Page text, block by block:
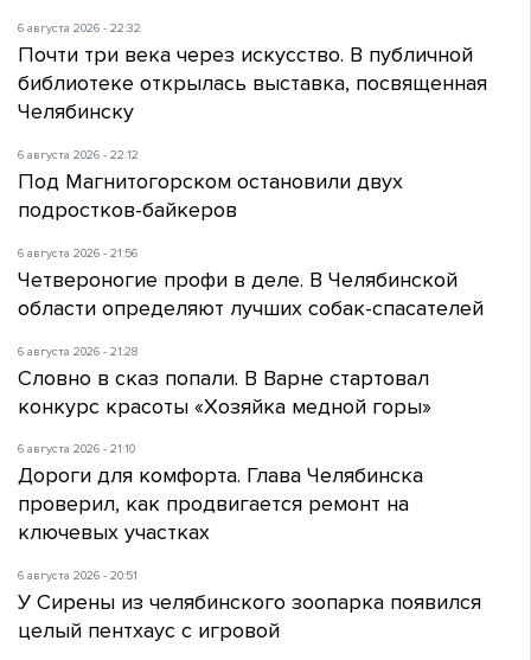
6 августа 2026 - 22:32
Почти три века через искусство. В публичной
библиотеке открылась выставка, посвященная
Челябинску
6 августа 2026 - 22:12
Под Магнитогорском остановили двух
подростков-байкеров
6 августа 2026 - 21:56
Четвероногие профи в деле. В Челябинской
области определяют лучших собак-спасателей
6 августа 2026 - 21:28
Словно в сказ попали. В Варне стартовал
конкурс красоты «Хозяйка медной горы»
6 августа 2026 - 21:10
Дороги для комфорта. Глава Челябинска
проверил, как продвигается ремонт на
ключевых участках
6 августа 2026 - 20:51
У Сирены из челябинского зоопарка появился
целый пентхаус с игровой